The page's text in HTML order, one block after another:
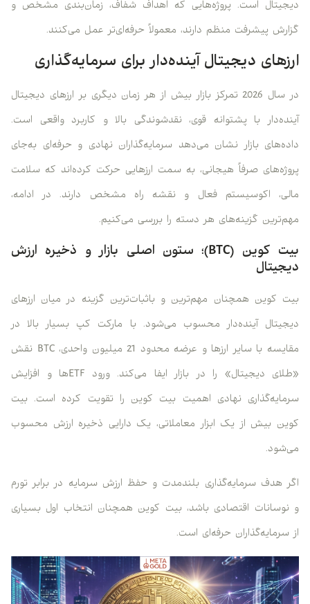
دیجیتال است. پروژه‌هایی که اهداف شفاف، زمان‌بندی مشخص و
گزارش پیشرفت منظم دارند، معمولاً حرفه‌ای‌تر عمل می‌کنند.
ارزهای دیجیتال آینده‌دار برای سرمایه‌گذاری
در سال 2026 تمرکز بازار بیش از هر زمان دیگری بر ارزهای دیجیتال
آینده‌دار با پشتوانه قوی، نقدشوندگی بالا و کاربرد واقعی است.
داده‌های بازار نشان می‌دهد سرمایه‌گذاران نهادی و حرفه‌ای به‌جای
پروژه‌های صرفاً هیجانی، به سمت ارزهایی حرکت کرده‌اند که سلامت
مالی، اکوسیستم فعال و نقشه راه مشخص دارند. در ادامه،
مهم‌ترین گزینه‌های هر دسته را بررسی می‌کنیم.
بیت کوین (BTC)؛ ستون اصلی بازار و ذخیره ارزش
دیجیتال
بیت کوین همچنان مهم‌ترین و باثبات‌ترین گزینه در میان ارزهای
دیجیتال آینده‌دار محسوب می‌شود. با مارکت کپ بسیار بالا در
مقایسه با سایر ارزها و عرضه محدود 21 میلیون واحدی، BTC نقش
«طلای دیجیتال» را در بازار ایفا می‌کند. ورود ETFها و افزایش
سرمایه‌گذاری نهادی اهمیت بیت کوین را تقویت کرده است. بیت
کوین بیش از یک ابزار معاملاتی، یک دارایی ذخیره ارزش محسوب
می‌شود.
اگر هدف سرمایه‌گذاری بلندمدت و حفظ ارزش سرمایه در برابر تورم
و نوسانات اقتصادی باشد، بیت کوین همچنان انتخاب اول بسیاری
از سرمایه‌گذاران حرفه‌ای است.